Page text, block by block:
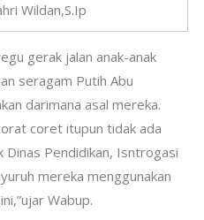
Wildan,S.Ip
gerak jalan anak-anak
seragam Putih Abu
darimana asal mereka.
coret itupun tidak ada
Dinas Pendidikan, Isntrogasi
mereka menggunakan
Wabup.